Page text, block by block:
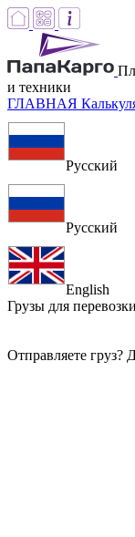
и техники
ГЛАВНАЯ
Русский
Русский
English
Грузы для перевозки
Отправляете груз?